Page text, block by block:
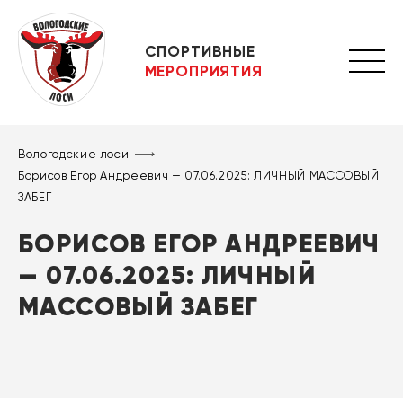
СПОРТИВНЫЕ
МЕРОПРИЯТИЯ
Вологодские лоси
Борисов Егор Андреевич — 07.06.2025: ЛИЧНЫЙ МАССОВЫЙ
ЗАБЕГ
БОРИСОВ ЕГОР АНДРЕЕВИЧ
— 07.06.2025: ЛИЧНЫЙ
МАССОВЫЙ ЗАБЕГ